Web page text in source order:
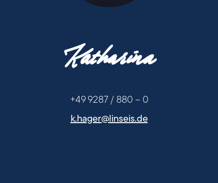
Katharina
+49 9287 / 880 – 0
k.hager@linseis.de